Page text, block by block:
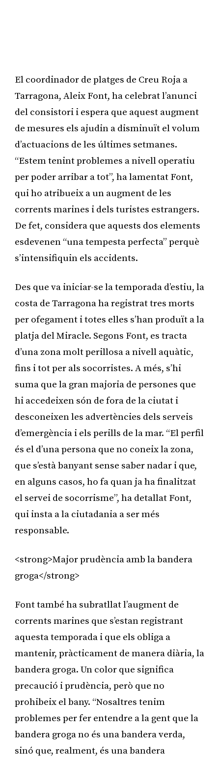
El coordinador de platges de Creu Roja a
Tarragona, Aleix Font, ha celebrat l’anunci
del consistori i espera que aquest augment
de mesures els ajudin a disminuït el volum
d’actuacions de les últimes setmanes.
“Estem tenint problemes a nivell operatiu
per poder arribar a tot”, ha lamentat Font,
qui ho atribueix a un augment de les
corrents marines i dels turistes estrangers.
De fet, considera que aquests dos elements
esdevenen “una tempesta perfecta” perquè
s’intensifiquin els accidents.
Des que va iniciar-se la temporada d’estiu, la
costa de Tarragona ha registrat tres morts
per ofegament i totes elles s’han produït a la
platja del Miracle. Segons Font, es tracta
d’una zona molt perillosa a nivell aquàtic,
fins i tot per als socorristes. A més, s’hi
suma que la gran majoria de persones que
hi accedeixen són de fora de la ciutat i
desconeixen les advertències dels serveis
d’emergència i els perills de la mar. “El perfil
és el d’una persona que no coneix la zona,
que s’està banyant sense saber nadar i que,
en alguns casos, ho fa quan ja ha finalitzat
el servei de socorrisme”, ha detallat Font,
qui insta a la ciutadania a ser més
responsable.
<strong>Major prudència amb la bandera
groga</strong>
Font també ha subratllat l’augment de
corrents marines que s’estan registrant
aquesta temporada i que els obliga a
mantenir, pràcticament de manera diària, la
bandera groga. Un color que significa
precaució i prudència, però que no
prohibeix el bany. “Nosaltres tenim
problemes per fer entendre a la gent que la
bandera groga no és una bandera verda,
sinó que, realment, és una bandera